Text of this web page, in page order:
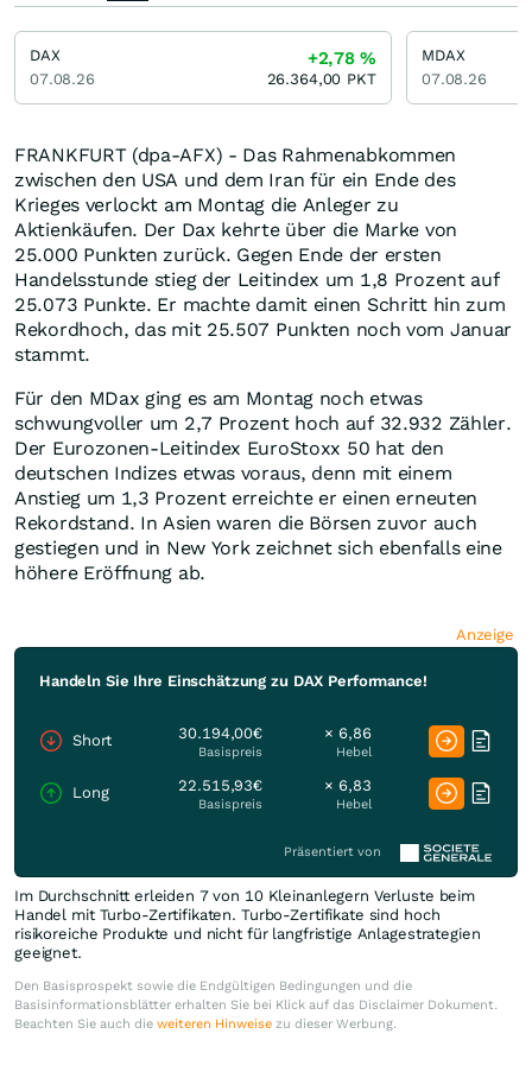
FRANKFURT (dpa-AFX) - Das Rahmenabkommen
zwischen den USA und dem Iran für ein Ende des
Krieges verlockt am Montag die Anleger zu
Aktienkäufen. Der Dax kehrte über die Marke von
25.000 Punkten zurück. Gegen Ende der ersten
Handelsstunde stieg der Leitindex um 1,8 Prozent auf
25.073 Punkte. Er machte damit einen Schritt hin zum
Rekordhoch, das mit 25.507 Punkten noch vom Januar
stammt.
Für den MDax ging es am Montag noch etwas
schwungvoller um 2,7 Prozent hoch auf 32.932 Zähler.
Der Eurozonen-Leitindex EuroStoxx 50 hat den
deutschen Indizes etwas voraus, denn mit einem
Anstieg um 1,3 Prozent erreichte er einen erneuten
Rekordstand. In Asien waren die Börsen zuvor auch
gestiegen und in New York zeichnet sich ebenfalls eine
höhere Eröffnung ab.
Anzeige
Handeln Sie Ihre Einschätzung zu DAX Performance!
Short 30.194,00€
Basispreis
× 6,86
Hebel
Long 22.515,93€
Basispreis
× 6,83
Hebel
Präsentiert von
Im Durchschnitt erleiden 7 von 10 Kleinanlegern Verluste beim
Handel mit Turbo-Zertifikaten. Turbo-Zertifikate sind hoch
risikoreiche Produkte und nicht für langfristige Anlagestrategien
geeignet.
Den Basisprospekt sowie die Endgültigen Bedingungen und die
Basisinformationsblätter erhalten Sie bei Klick auf das Disclaimer Dokument.
Beachten Sie auch die weiteren Hinweise zu dieser Werbung.
DAX
07.08.26
+2,78%
26.364,00 PKT
MDAX
07.08.26